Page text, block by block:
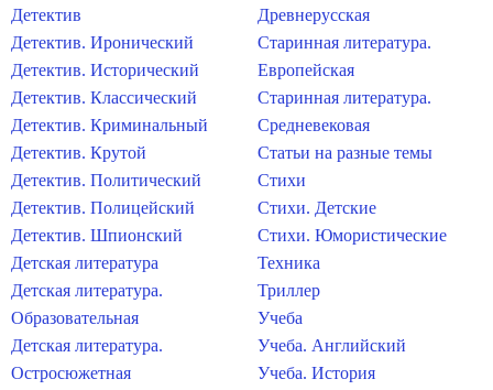
Детектив
Детектив. Иронический
Детектив. Исторический
Детектив. Классический
Детектив. Криминальный
Детектив. Крутой
Детектив. Политический
Детектив. Полицейский
Детектив. Шпионский
Детская литература
Детская литература.
Образовательная
Детская литература.
Остросюжетная
Древнерусская
Старинная литература.
Европейская
Старинная литература.
Средневековая
Статьи на разные темы
Стихи
Стихи. Детские
Стихи. Юмористические
Техника
Триллер
Учеба
Учеба. Английский
Учеба. История